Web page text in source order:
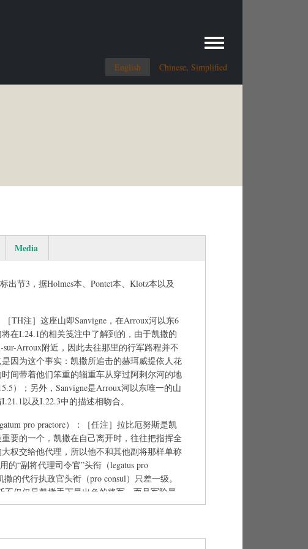
English Chinese, Simplified
Toggle menu
Media
出节3，据Holmes本、Pontet本、Klotz本以及
［TH注］这座山即Sanvigne，在Arroux河以东6
在I.24.1的相关笺注中了解到的，由于凯撒的
sur-Arroux附近，因此去往那里的行军路程并不
因为这个事实：凯撒所追击的赫珥威提依人花
间带着他们笨重的辎重车从穿过阿剌尔河的地
）；另外，Sanvigne是Arroux河以东唯一的山
以及I.22.3中的描述相吻合。
pro praetore）：［任注］拉比厄努斯是凯
要的一个，凯撒在自己离开时，往往把指挥全
权交给他代理，所以他不和其他副将那样单称
的“副将代理司令官”头衔（legatus pro
撒的代行执政官头衔（pro consul）只差一级。
不仅仅是凯撒手下最出色的将军，而且军阶最
副将代理司令官]所示的那样，冬天，当